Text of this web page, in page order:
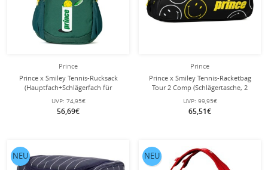
Prince
Prince x Smiley Tennis-Rucksack
(Hauptfach+Schlägerfach für
Schläger) 2025 grün
UVP: 74,95€
56,69€
Prince
Prince x Smiley Tennis-Racketbag
Tour 2 Comp (Schlägertasche, 2
Hauptfächer, Thermofach) 2025
schwarz 6er
UVP: 99,95€
65,51€
NEU NEU